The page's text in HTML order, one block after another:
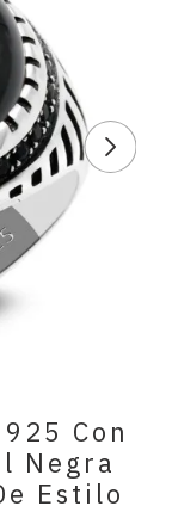
Con
Negra
Estilo